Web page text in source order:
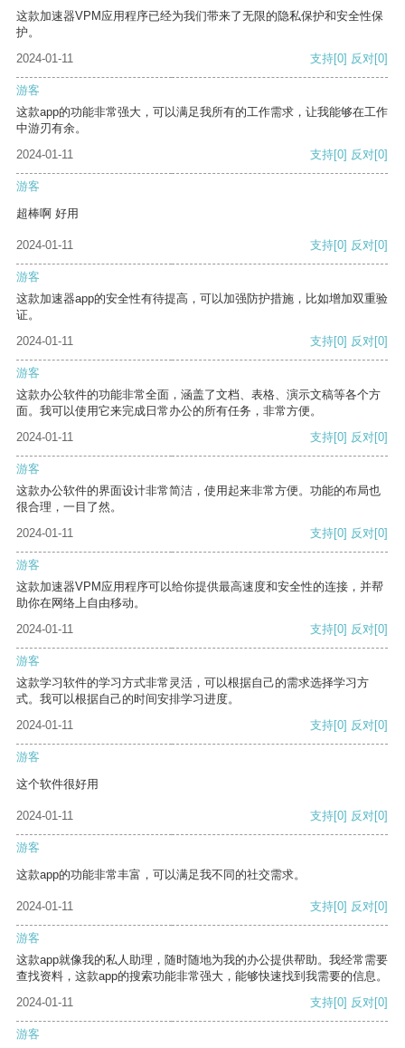
这款加速器VPM应用程序已经为我们带来了无限的隐私保护和安全性保
护。
2024-01-11
支持[0] 反对[0]
游客
这款app的功能非常强大，可以满足我所有的工作需求，让我能够在工作
中游刃有余。
2024-01-11
支持[0] 反对[0]
游客
超棒啊 好用
2024-01-11 支持[0] 反对[0]
游客
这款加速器app的安全性有待提高，可以加强防护措施，比如增加双重验
证。
2024-01-11
支持[0] 反对[0]
游客
这款办公软件的功能非常全面，涵盖了文档、表格、演示文稿等各个方
面。我可以使用它来完成日常办公的所有任务，非常方便。
2024-01-11
支持[0] 反对[0]
游客
这款办公软件的界面设计非常简洁，使用起来非常方便。功能的布局也
很合理，一目了然。
2024-01-11
支持[0] 反对[0]
游客
这款加速器VPM应用程序可以给你提供最高速度和安全性的连接，并帮
助你在网络上自由移动。
2024-01-11
支持[0] 反对[0]
游客
这款学习软件的学习方式非常灵活，可以根据自己的需求选择学习方
式。我可以根据自己的时间安排学习进度。
2024-01-11
支持[0] 反对[0]
游客
这个软件很好用
2024-01-11 支持[0] 反对[0]
游客
这款app的功能非常丰富，可以满足我不同的社交需求。
2024-01-11 支持[0] 反对[0]
游客
这款app就像我的私人助理，随时随地为我的办公提供帮助。我经常需要
查找资料，这款app的搜索功能非常强大，能够快速找到我需要的信息。
2024-01-11
支持[0] 反对[0]
游客